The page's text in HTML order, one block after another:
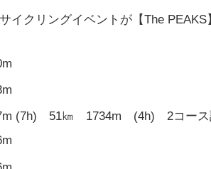
イクリングイベントが【The PEAKS
(7h) 51㎞ 1734m (4h) 2コース